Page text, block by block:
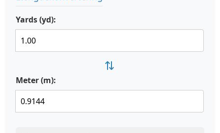
Yards (yd):
⇄
Meter (m):